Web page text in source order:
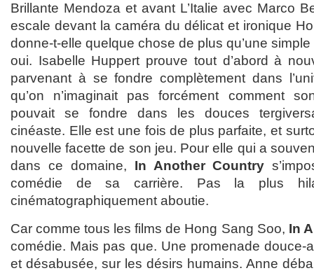
Brillante Mendoza et avant L’Italie avec Marco
escale devant la caméra du délicat et ironique
donne-t-elle quelque chose de plus qu’une
oui. Isabelle Huppert prouve tout d’abord à
parvenant à se fondre complètement dans
qu’on n’imaginait pas forcément comment
pouvait se fondre dans les douces
cinéaste. Elle est une fois de plus parfaite, et
nouvelle facette de son jeu. Pour elle qui a
dans ce domaine, In Another Country
comédie de sa carrière. Pas la plus
cinématographiquement aboutie.
Car comme tous les films de Hong Sang Soo, In
comédie. Mais pas que. Une promenade douce-
et désabusée, sur les désirs humains. Anne